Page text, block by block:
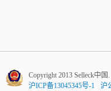
Copyright 2013 Selleck中国
沪ICP备13045345号-1
沪